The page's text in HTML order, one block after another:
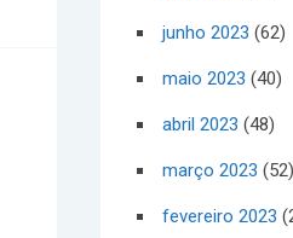
junho 2023 (62)
maio 2023 (40)
abril 2023 (48)
março 2023 (52)
fevereiro 2023